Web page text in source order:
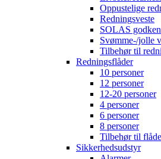
Oppustelige
Redningsveste
SOLAS
Svømme-/jolle
Tilbehør til
Redningsflåder
10 personer
12 personer
12-20 personer
4 personer
6 personer
8 personer
Tilbehør til
Sikkerhedsudstyr